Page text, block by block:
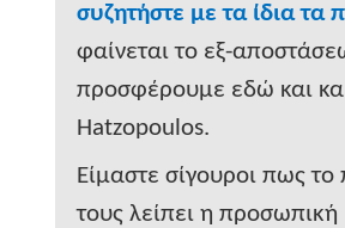
συζητήστε με τα ίδια τα
φαίνεται το εξ-
προσφέρουμε εδώ και
Hatzopoulos.
Είμαστε σίγουροι πως
τους λείπει η προσωπική